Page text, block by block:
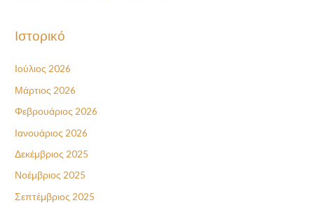
Ιστορικό
Ιούλιος 2026
Μάρτιος 2026
Φεβρουάριος 2026
Ιανουάριος 2026
Δεκέμβριος 2025
Νοέμβριος 2025
Σεπτέμβριος 2025